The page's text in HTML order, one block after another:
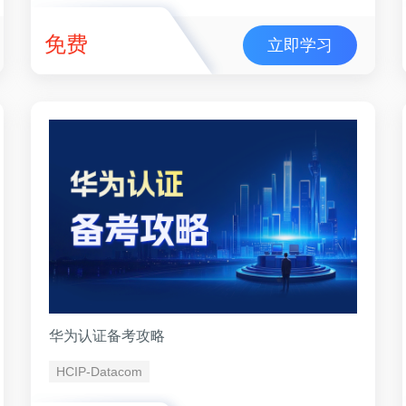
免费 立即学习
华为认证备考攻略
HCIP-Datacom